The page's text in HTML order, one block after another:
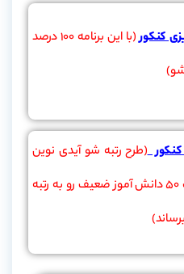
کنکور
(با این برنامه 100 درصد
کنکور(طرح رتبه شو آیدی نوین
توانست 50 دانش آموز ضعیف رو به رتبه